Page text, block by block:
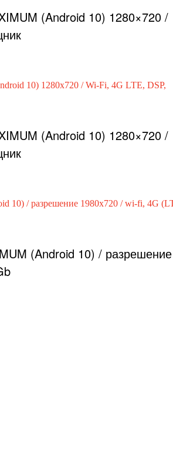
(Android 10) 1280×720 /
(Android 10) 1280×720 /
(Android 10) / разрешение